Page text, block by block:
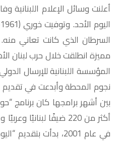
أعلنت وسائل الإعلام اللبنانية
السرطان الذي كانت تعاني
مميزة انطلقت خلال حرب لبنان
المؤسسة اللبنانية للإرسال
نجوم المحطة وأبدعت في تقديم
بين أشهر برامجها كان برنامج
أكثر من 220 ضيفًا
في عام 2001، بدأت